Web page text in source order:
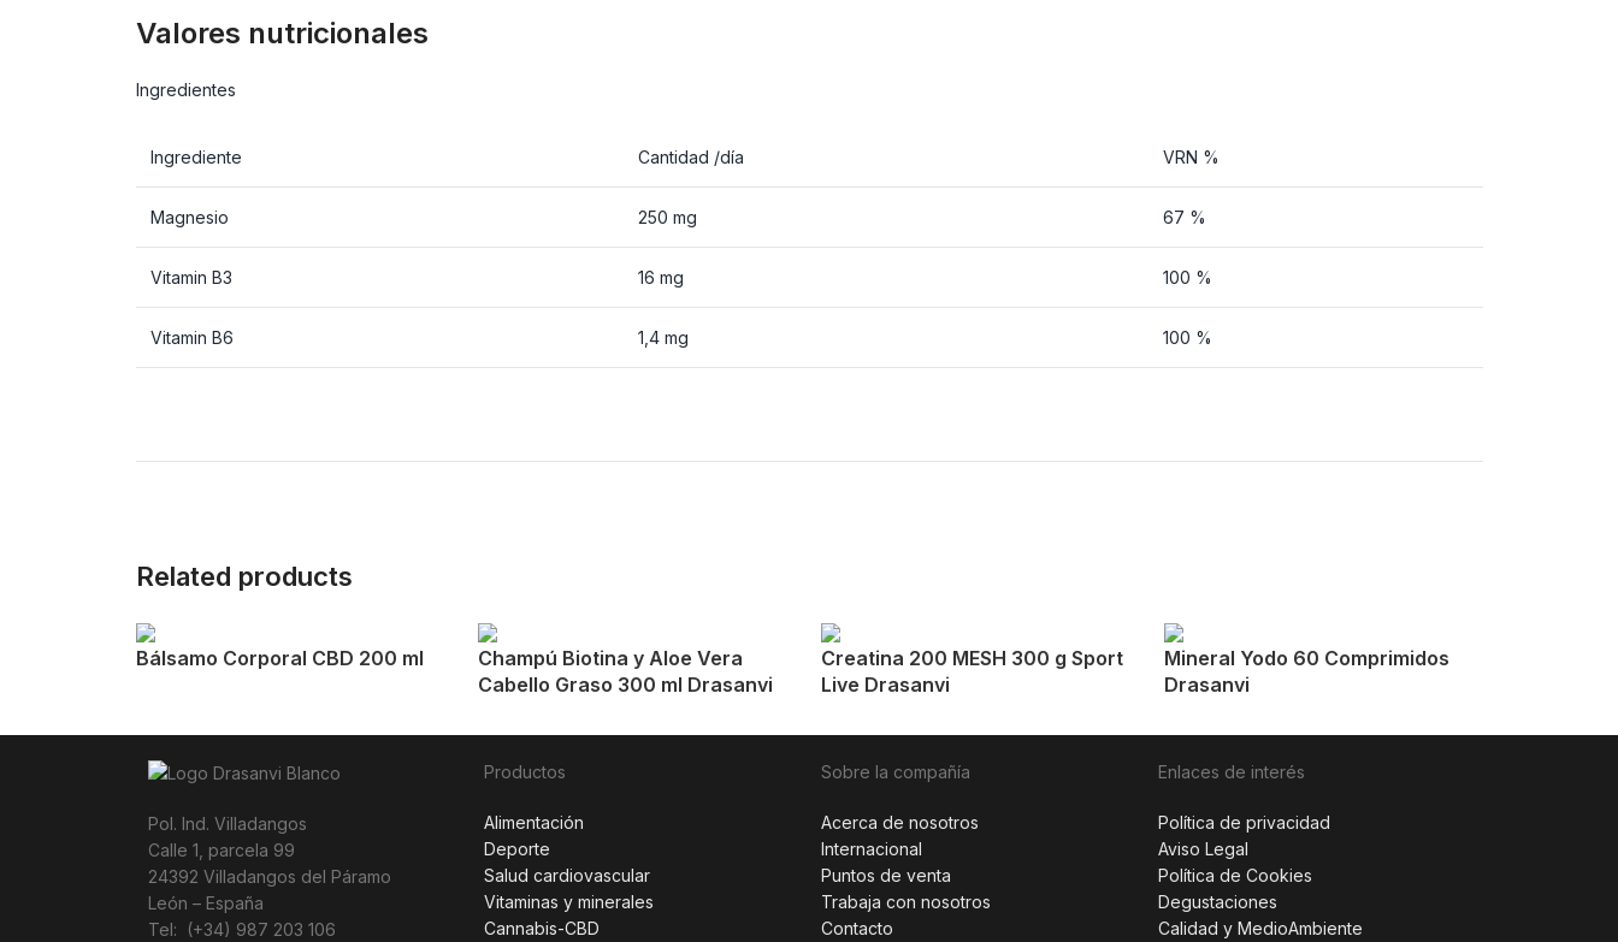
Valores nutricionales
Ingredientes
Ingrediente Cantidad /día VRN %
Magnesio 250 mg 67 %
Vitamin B3 16 mg 100 %
Vitamin B6 1,4 mg 100 %
Related products
Bálsamo Corporal CBD 200 ml
Champú Biotina y Aloe Vera
Cabello Graso 300 ml Drasanvi
Creatina 200 MESH 300 g Sport
Live Drasanvi
Mineral Yodo 60 Comprimidos
Drasanvi
Pol. Ind. Villadangos
Calle 1, parcela 99
24392 Villadangos del Páramo
León – España
Tel: (+34) 987 203 106
Productos
Alimentación
Deporte
Salud cardiovascular
Vitaminas y minerales
Cannabis-CBD
Sobre la compañía
Acerca de nosotros
Internacional
Puntos de venta
Trabaja con nosotros
Contacto
Enlaces de interés
Política de privacidad
Aviso Legal
Política de Cookies
Degustaciones
Calidad y MedioAmbiente